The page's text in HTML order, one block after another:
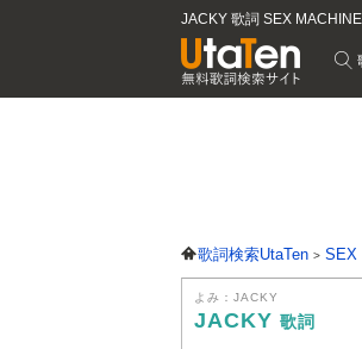
JACKY 歌詞 SEX
歌詞検索UtaTen SEX
よみ：JACKY
JACKY 歌詞